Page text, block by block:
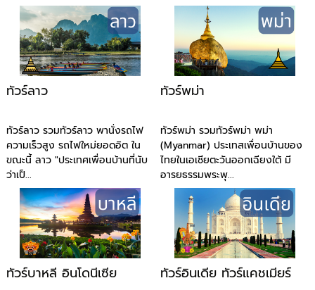
ทัวร์ลาว
ทัวร์ลาว รวมทัวร์ลาว พานั่งรถไฟ
ความเร็วสูง รถไฟใหม่ยอดอิต ใน
ขณะนี้ ลาว "ประเทศเพื่อนบ้านที่นับ
ว่าเป็...
ทัวร์พม่า
ทัวร์พม่า รวมทัวร์พม่า พม่า
(Myanmar) ประเทสเพื่อนบ้านของ
ไทยในเอเชียตะวันออกเฉียงใต้ มี
อารยธรรมพระพุ...
ทัวร์บาหลี อินโดนีเซีย ทัวร์อินเดีย ทัวร์แคชเมียร์